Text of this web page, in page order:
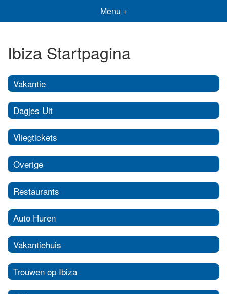
Menu +
Ibiza Startpagina
Vakantie
Dagjes Uit
Vliegtickets
Overige
Restaurants
Auto Huren
Vakantiehuis
Trouwen op Ibiza